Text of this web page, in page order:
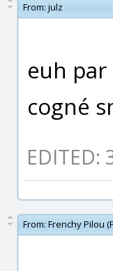
From: julz
euh
cogné
EDITED:
From: Frenchy Pilou